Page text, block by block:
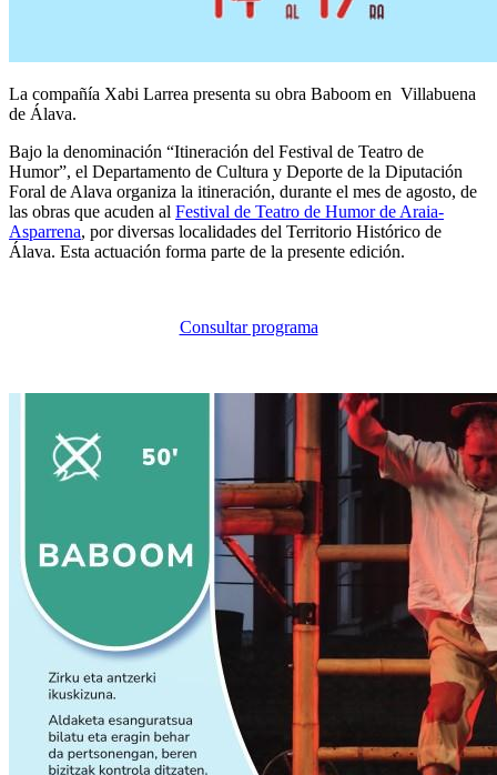
La compañía Xabi Larrea presenta su obra Baboom en Villabuena
de Álava.
Bajo la denominación “Itineración del Festival de Teatro de
Humor”, el Departamento de Cultura y Deporte de la Diputación
Foral de Alava organiza la itineración, durante el mes de agosto, de
las obras que acuden al Festival de Teatro de Humor de Araia-
Asparrena, por diversas localidades del Territorio Histórico de
Álava. Esta actuación forma parte de la presente edición.
Consultar programa